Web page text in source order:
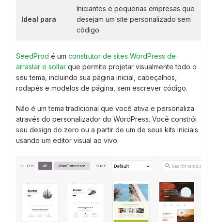
Ideal para
Iniciantes e pequenas empresas que
desejam um site personalizado sem
código
SeedProd é um construtor de sites WordPress de
arrastar e soltar que permite projetar visualmente todo o
seu tema, incluindo sua página inicial, cabeçalhos,
rodapés e modelos de página, sem escrever código.
Não é um tema tradicional que você ativa e personaliza
através do personalizador do WordPress. Você constrói
seu design do zero ou a partir de um de seus kits iniciais
usando um editor visual ao vivo.